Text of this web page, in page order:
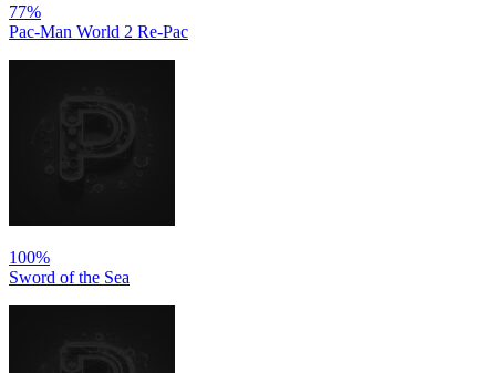
77%
Pac-Man World 2 Re-Pac
100%
Sword of the Sea